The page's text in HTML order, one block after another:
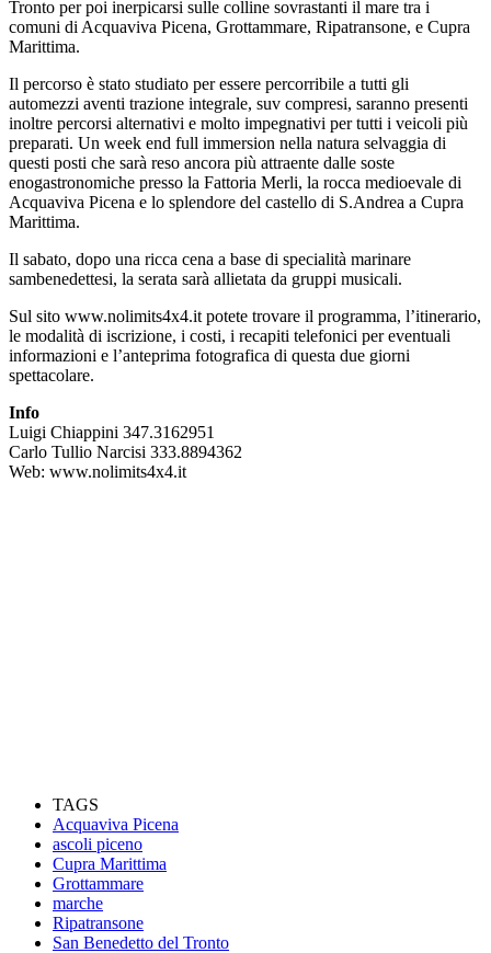
Tronto per poi inerpicarsi sulle colline sovrastanti il mare tra i
comuni di Acquaviva Picena, Grottammare, Ripatransone, e Cupra
Marittima.
Il percorso è stato studiato per essere percorribile a tutti gli
automezzi aventi trazione integrale, suv compresi, saranno presenti
inoltre percorsi alternativi e molto impegnativi per tutti i veicoli più
preparati. Un week end full immersion nella natura selvaggia di
questi posti che sarà reso ancora più attraente dalle soste
enogastronomiche presso la Fattoria Merli, la rocca medioevale di
Acquaviva Picena e lo splendore del castello di S.Andrea a Cupra
Marittima.
Il sabato, dopo una ricca cena a base di specialità marinare
sambenedettesi, la serata sarà allietata da gruppi musicali.
Sul sito www.nolimits4x4.it potete trovare il programma, l’itinerario,
le modalità di iscrizione, i costi, i recapiti telefonici per eventuali
informazioni e l’anteprima fotografica di questa due giorni
spettacolare.
Info
Luigi Chiappini 347.3162951
Carlo Tullio Narcisi 333.8894362
Web: www.nolimits4x4.it
TAGS
Acquaviva Picena
ascoli piceno
Cupra Marittima
Grottammare
marche
Ripatransone
San Benedetto del Tronto